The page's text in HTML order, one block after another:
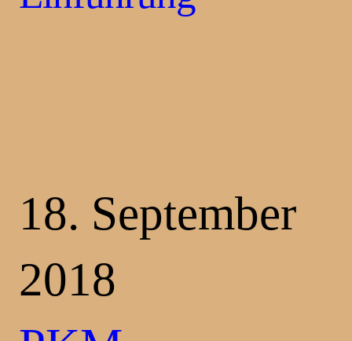
18. September
2018